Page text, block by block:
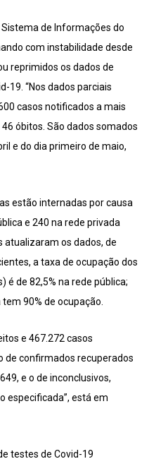
de Informações do
com instabilidade desde
reprimidos os dados de
19. “Nos dados parciais
casos notificados a mais
óbitos. São dados somados
e do dia primeiro de maio,
estão internadas por causa
e 240 na rede privada
atualizaram os dados, de
a taxa de ocupação dos
é de 82,5% na rede pública;
90% de ocupação.
e 467.272 casos
de confirmados recuperados
e o de inconclusivos,
especificada”, está em
testes de Covid-19